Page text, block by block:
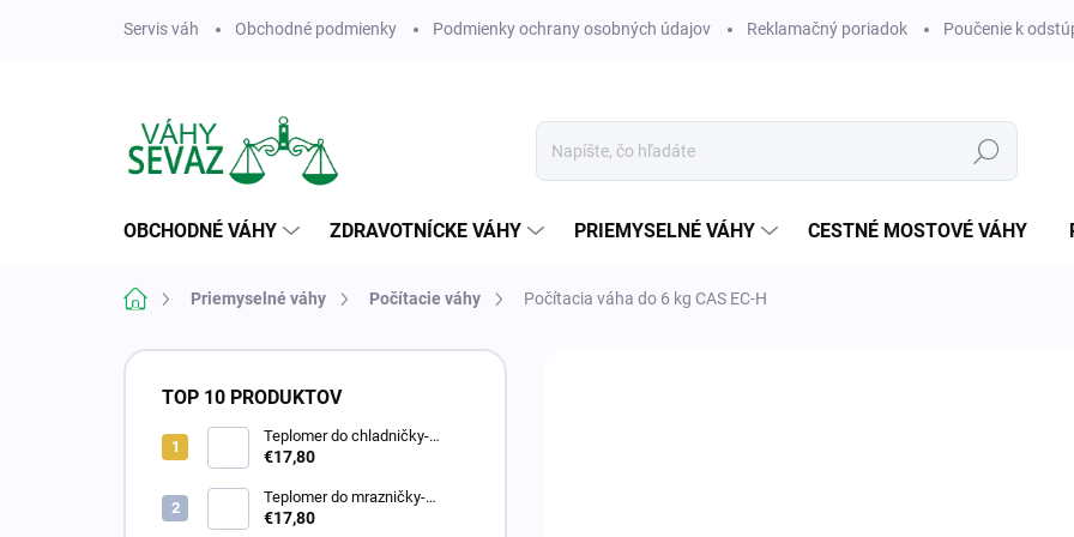
Servis váh Obchodné podmienky Podmienky ochrany osobných údajov Reklamačný poriadok Poučenie k
Hľadať
OBCHODNÉ VÁHY ZDRAVOTNÍCKE VÁHY PRIEMYSELNÉ VÁHY CESTNÉ MOSTOVÉ VÁHY
DomovPriemyselné váhy Počítacie váhy Počítacia váha do 6 kg CAS EC-H
B
TOP 10 PRODUKTOV
Teplomer do chladničky-
kalibrovaný
€17,80
Teplomer do mrazničky-
kalibrovaný
€17,80